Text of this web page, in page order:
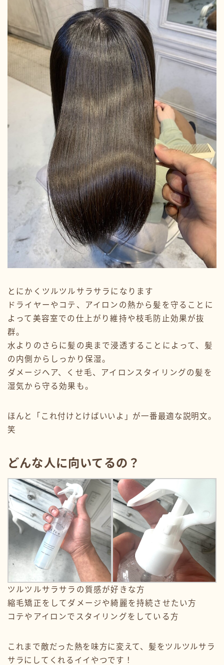
とにかくツルツルサラサラになります
ドライヤーやコテ、アイロンの熱から髪を守ることに
よって美容室での仕上がり維持や枝毛防止効果が抜
群。
水よりのさらに髪の奥まで浸透することによって、髪
の内側からしっかり保湿。
ダメージヘア、くせ毛、アイロンスタイリングの髪を
湿気から守る効果も。
ほんと「これ付けとけばいいよ」が一番最適な説明文。
笑
どんな人に向いてるの？
ツルツルサラサラの質感が好きな方
縮毛矯正をしてダメージや綺麗を持続させたい方
コテやアイロンでスタイリングをしている方
これまで敵だった熱を味方に変えて、髪をツルツルサラ
サラにしてくれるイイやつです！